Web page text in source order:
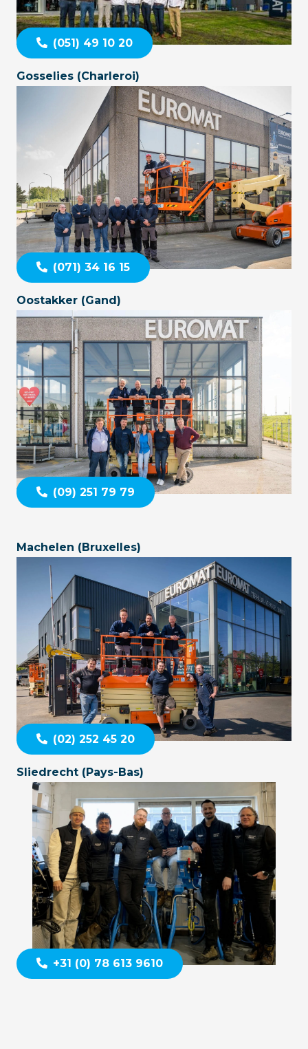
(051) 49 10 20
Gosselies (Charleroi)
(071) 34 16 15
Oostakker (Gand)
(09) 251 79 79
Machelen (Bruxelles)
(02) 252 45 20
Sliedrecht (Pays-Bas)
+31 (0) 78 613 9610